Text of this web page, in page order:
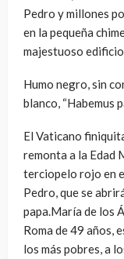
Pedro y millones
en la pequeña
majestuoso
Humo negro, sin
blanco, “Habemus
El Vaticano
remonta a la Edad
terciopelo rojo en
Pedro, que se
papa.María de los
Roma de 49 años,
los más pobres, a